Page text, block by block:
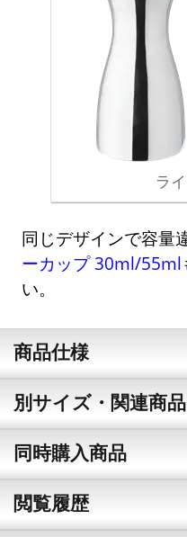
ラ
同じデザインで容量
ーカップ 30ml/55ml
い。
商品仕様
別サイズ・関連商品
同時購入商品
閲覧履歴